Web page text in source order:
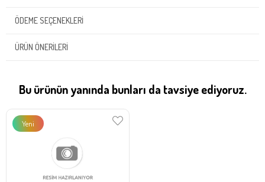
ÖDEME SEÇENEKLERI
ÜRÜN ÖNERILERI
Bu ürünün yanında bunları da tavsiye ediyoruz.
Yeni